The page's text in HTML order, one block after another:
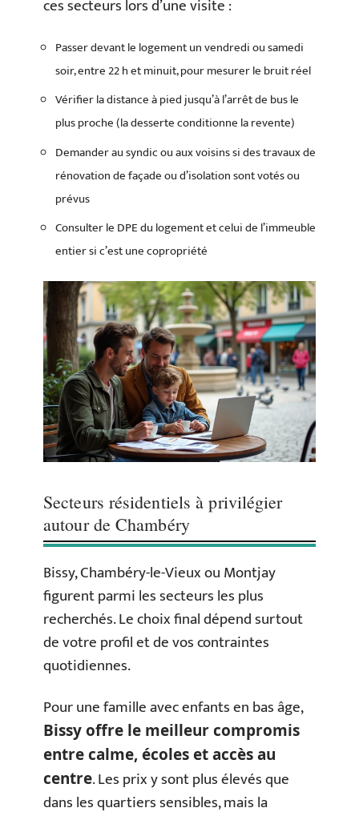
ces secteurs lors d’une visite :
Passer devant le logement un vendredi ou samedi
soir, entre 22 h et minuit, pour mesurer le bruit réel
Vérifier la distance à pied jusqu’à l’arrêt de bus le
plus proche (la desserte conditionne la revente)
Demander au syndic ou aux voisins si des travaux de
rénovation de façade ou d’isolation sont votés ou
prévus
Consulter le DPE du logement et celui de l’immeuble
entier si c’est une copropriété
Secteurs résidentiels à privilégier
autour de Chambéry
Bissy, Chambéry-le-Vieux ou Montjay
figurent parmi les secteurs les plus
recherchés. Le choix final dépend surtout
de votre profil et de vos contraintes
quotidiennes.
Pour une famille avec enfants en bas âge,
Bissy offre le meilleur compromis
entre calme, écoles et accès au
centre. Les prix y sont plus élevés que
dans les quartiers sensibles, mais la